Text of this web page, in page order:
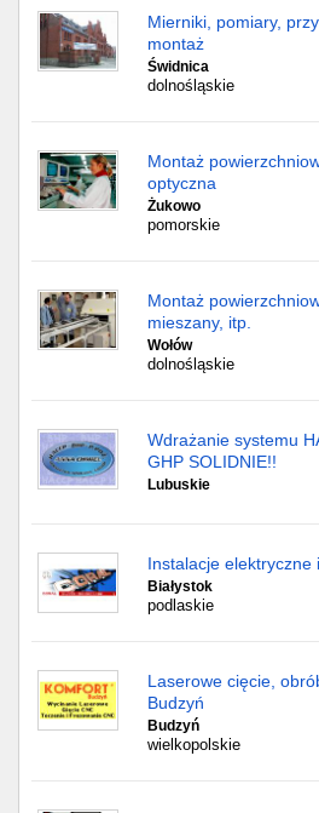
Mierniki, pomiary,
montaż
Świdnica
dolnośląskie
Montaż
optyczna
Żukowo
pomorskie
Montaż
mieszany, itp.
Wołów
dolnośląskie
Wdrażanie systemu
GHP SOLIDNIE!!
Lubuskie
Instalacje elektryczne
Białystok
podlaskie
Laserowe cięcie,
Budzyń
Budzyń
wielkopolskie